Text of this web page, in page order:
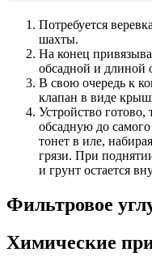
Потребуется
шахты.
На конец
обсадной и длиной
В свою очередь к
клапан в виде
Устройство готово,
обсадную до
тонет в иле,
грязи. При
и грунт остается
Фильтровое
Химические